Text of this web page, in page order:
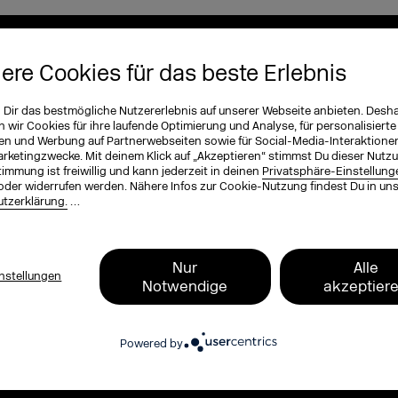
Cookies für das beste Erlebnis
Dir das bestmögliche Nutzererlebnis auf unserer Webseite anbieten.
wir Cookies für ihre laufende Optimierung und Analyse, für personalisierte
und Werbung auf Partnerwebseiten sowie für Social-Media-
Mit deinem Klick auf „Akzeptieren“ stimmst Du dieser
ist freiwillig und kann jederzeit in deinen Privatsphäre-
widerrufen werden. Nähere Infos zur Cookie-Nutzung findest Du in
…
Nur
Notwendige
Alle
Powered by
Newsletter
und bleib up to
(optional)